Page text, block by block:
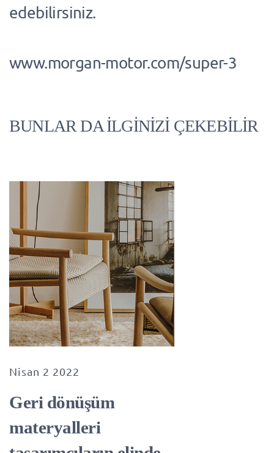
edebilirsiniz.
www.morgan-motor.com/super-3
BUNLAR DA İLGİNİZİ ÇEKEBİLİR
Nisan 2 2022
Geri dönüşüm
materyalleri